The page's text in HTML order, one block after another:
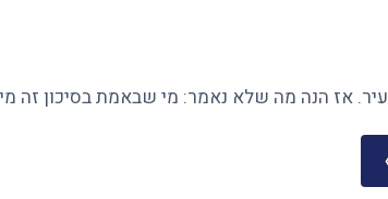
מה שלא נאמר: מי שבאמת בסיכון זה מי שנשארו לו